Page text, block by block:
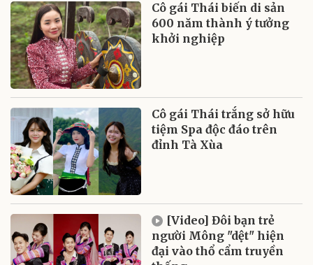
Cô gái Thái biến di sản
600 năm thành ý tưởng
khởi nghiệp
Cô gái Thái trắng sở hữu
tiệm Spa độc đáo trên
đỉnh Tà Xùa
[Video] Đôi bạn trẻ
người Mông "dệt" hiện
đại vào thổ cẩm truyền